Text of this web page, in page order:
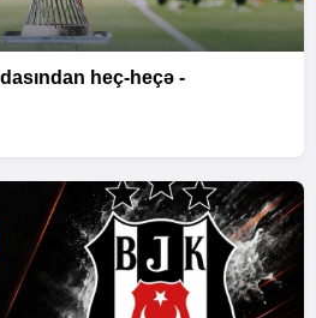
heç-heçə -